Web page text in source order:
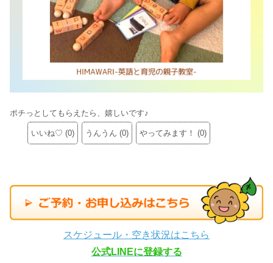
ポチっとしてもらえたら、嬉しいです♪
いいね♡ (0) うんうん (0) やってみます！ (0)
スケジュール・空き状況はこちら
公式LINEに登録する